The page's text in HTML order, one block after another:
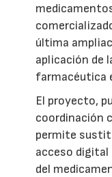
última
aplicación de
farmacéutica
El proyecto,
coordinación
permite
acceso
del